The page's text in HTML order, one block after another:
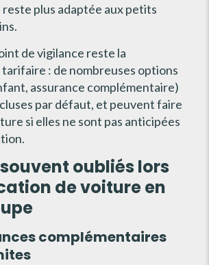
plus adaptée aux petits
de vigilance reste la
: de nombreuses options
assurance complémentaire)
par défaut, et peuvent faire
si elles ne sont pas anticipées
oubliés lors
de voiture en
complémentaires